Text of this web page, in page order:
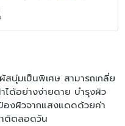
นุ่มเป็นพิเศษ สามารถเกลี่ย
ได้อย่างง่ายดาย บำรุงผิว
งผิวจากแสงแดดด้วยค่า
าติตลอดวัน